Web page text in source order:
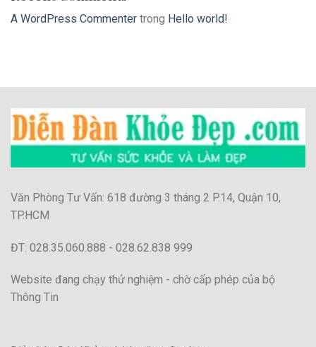
A WordPress Commenter trong Hello world!
Văn Phòng Tư Vấn: 618 đường 3 tháng 2 P.14, Quận 10,
TP.HCM
ĐT: 028.35.060.888 - 028.62.838 999
Website đang chạy thử nghiệm - chờ cấp phép của bộ
Thông Tin